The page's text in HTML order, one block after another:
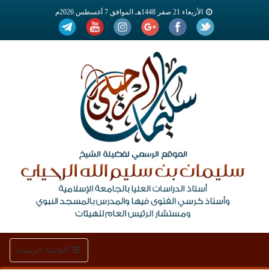
الأربعاء 21 صفر 1448هـ الموافق 7 أغسطس 2026م
Toggle
navigation
القائمة الرئيسة